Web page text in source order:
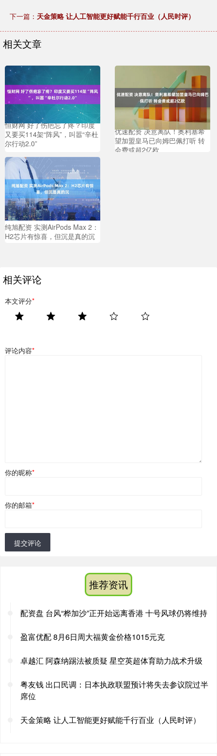
下一篇： 天金策略 让人工智能更好赋能千行百业（人民时评）
相关文章
恒财网 好了伤疤忘了疼？印度
又要买114架“阵风”，叫嚣“辛杜
尔行动2.0”
优速配资 决意离队！奥利塞希
望加盟皇马已向姆巴佩打听 转
会费或超2亿欧
纯旭配资 实测AirPods Max 2：
H2芯片有惊喜，但沉是真的沉
相关评论
本文评分*
评论内容*
你的昵称*
你的邮箱*
提交评论
推荐资讯
配资盘 台风“桦加沙”正开始远离香港 十号风球仍将维持
盈富优配 8月6日周大福黄金价格1015元克
卓越汇 阿森纳踢法被质疑 星空英超体育助力战术升级
粤友钱 出口民调：日本执政联盟预计将失去参议院过半
席位
天金策略 让人工智能更好赋能千行百业（人民时评）